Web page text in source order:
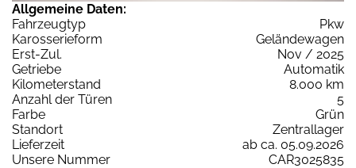
Allgemeine Daten:
Fahrzeugtyp
Pkw
Karosserieform
Geländewagen
Erst-Zul.
Nov / 2025
Getriebe
Automatik
Kilometerstand
8.000 km
Anzahl der Türen
5
Farbe
Grün
Standort
Zentrallager
Lieferzeit
ab ca. 05.09.2026
Unsere Nummer
CAR3025835